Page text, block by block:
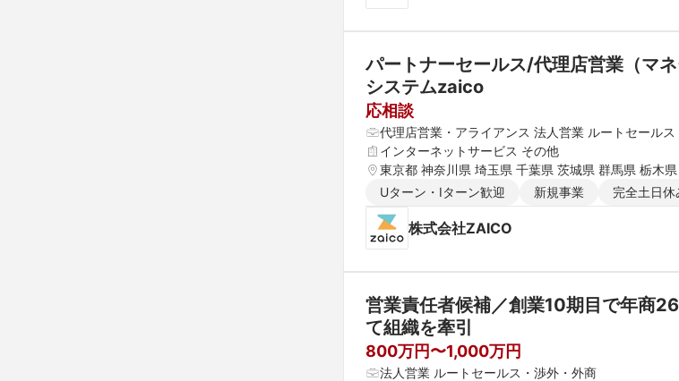
パートナーセールス/代理店営業（マ
システムzaico
応相談
代理店営業・アライアンス 法人営業 ルートセール
インターネットサービス その他
東京都 神奈川県 埼玉県 千葉県 茨城県 群馬県 栃木
Uターン・Iターン歓迎
新規事業 完全土日休
株式会社ZAICO
営業責任者候補／創業10期目で年商
て組織を牽引
800万円〜1,000万円
法人営業 ルートセールス・渉外・外商